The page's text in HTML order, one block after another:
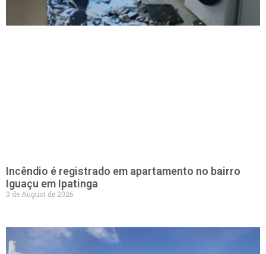
Incêndio é registrado em apartamento no bairro
Iguaçu em Ipatinga
3 de August de 2026